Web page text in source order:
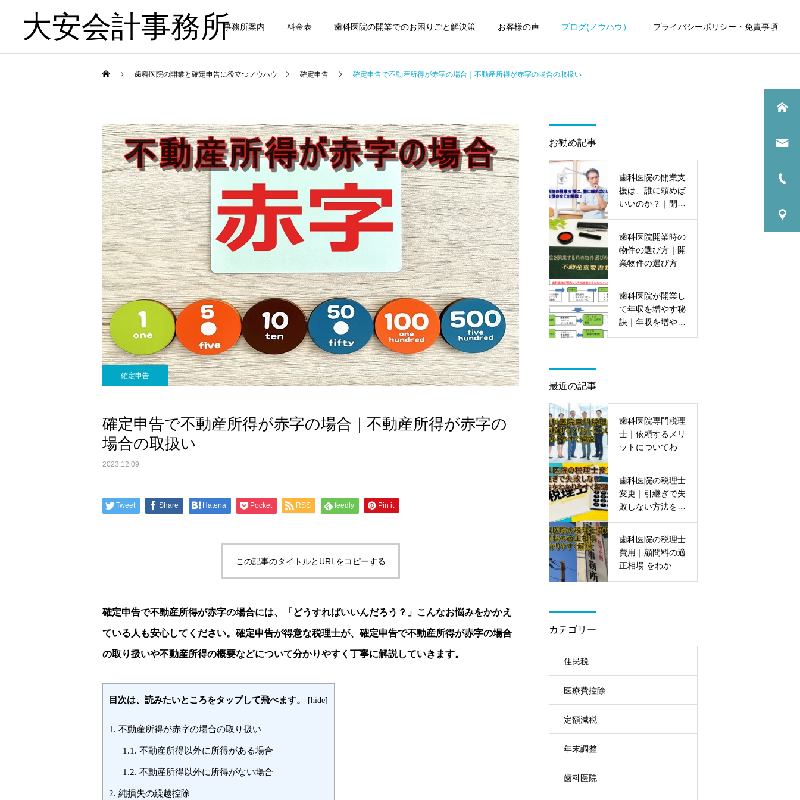
大安会計事務所事務所案内 料金表 歯科医院の開業でのお困りごと解決策 お客様の声 ブログ(ノウハウ） プライバシーポリシー・免責事項
ー｜お金を残す経営 をわか
歯科医院
歯科医院専門税理士｜依頼
するメリットについてわか
りやすく解説
歯科医院
歯科医院の税理士変更｜引
継ぎで失敗しない方法をわ
かりやすく解説
歯科医院
歯科医院の税理士費用｜顧
問料の適正相場 をわかりや
すく解説
歯科医院の顧問税理士｜見
直すべきポイント をわかり
やすく解説
歯科医院の税理士比較｜良
歯科医院の開業と確定申告に役立つノウハウ 確定申告 確定申告で不動産所得が赤字の場合｜不動産所得が赤字の場合の取扱い
確定申告
確定申告で不動産所得が赤字の場合｜不動産所得が赤字の
場合の取扱い
2023.12.09
Tweet Share Hatena Pocket RSS feedly Pin it
この記事のタイトルとURLをコピーする
確定申告で不動産所得が赤字の場合には、「どうすればいいんだろう？」こんなお悩みをかかえ
ている人も安心してください。確定申告が得意な税理士が、確定申告で不動産所得が赤字の場合
の取り扱いや不動産所得の概要などについて分かりやすく丁寧に解説していきます。
目次は、読みたいところをタップして飛べます。 [hide]
1. 不動産所得が赤字の場合の取り扱い
1.1. 不動産所得以外に所得がある場合
1.2. 不動産所得以外に所得がない場合
2. 純損失の繰越控除
お勧め記事
歯科医院の開業支
援は、誰に頼めば
いいのか？｜開業
歯科医院開業時の
物件の選び方｜開
業物件の選び方の
歯科医院が開業し
て年収を増やす秘
訣｜年収を増やす
最近の記事
歯科医院専門税理
士｜依頼するメリ
ットについてわか
歯科医院の税理士
変更｜引継ぎで失
敗しない方法をわ
歯科医院の税理士
費用｜顧問料の適
正相場 をわかり
カテゴリー
住民税
医療費控除
定額減税
年末調整
歯科医院